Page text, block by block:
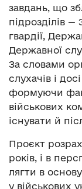
завдань, що
підрозділів
гвардії,
Державної
За словами
слухачів і
формуючи
військових
існувати й
Проєкт
років, і в
лягти в
у військових